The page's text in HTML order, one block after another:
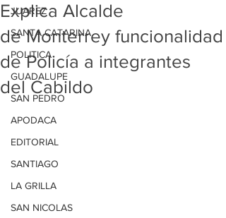
JUAREZ
SANTA CATARINA
POLITICA
GUADALUPE
SAN PEDRO
APODACA
EDITORIAL
SANTIAGO
LA GRILLA
SAN NICOLAS
Explica Alcalde
de Monterrey funcionalidad
de Policía a integrantes
del Cabildo